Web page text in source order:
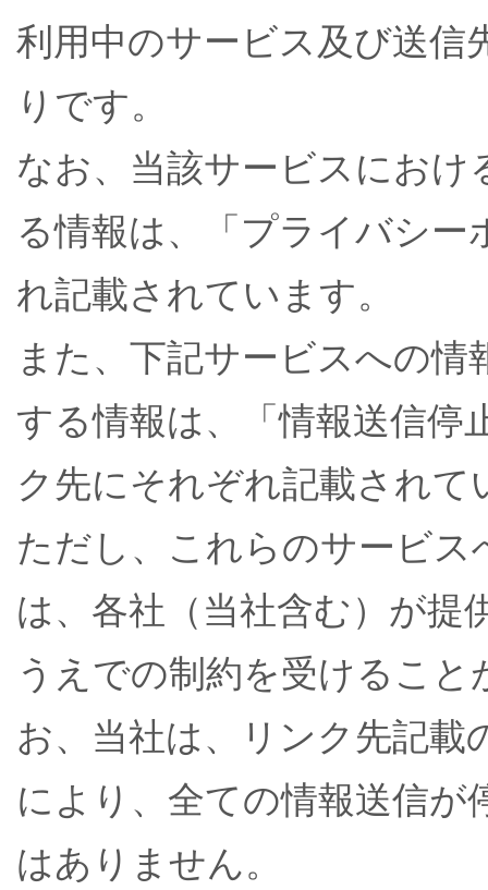
利用中のサービス及び送信
りです。
なお、当該サービスにお
る情報は、「プライバシ
れ記載されています。
また、下記サービスへの
する情報は、「情報送信停
ク先にそれぞれ記載されて
ただし、これらのサービ
は、各社（当社含む）が提
うえでの制約を受けるこ
お、当社は、リンク先記載
により、全ての情報送信
はありません。